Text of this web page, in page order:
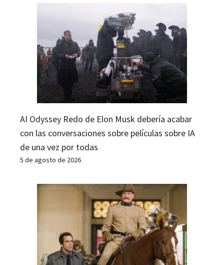
AI Odyssey Redo de Elon Musk debería acabar
con las conversaciones sobre películas sobre IA
de una vez por todas
5 de agosto de 2026